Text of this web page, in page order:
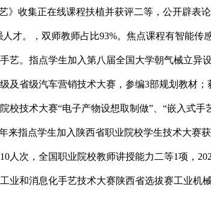
收集正在线课程扶植并获评二等，公开辟表
才。，双师教师占比93%。焦点课程有智能传
。指点学生加入第八届全国大学朝气械立异
省级汽车营销技术大赛，参编3部规划教材
技术大赛“电子产物设想取制做”、“嵌入式手
指点学生加入陕西省职业院校学生技术大赛
次，全国职业院校教师讲授能力二等1项，
和消息化手艺技术大赛陕西省选拔赛工业机